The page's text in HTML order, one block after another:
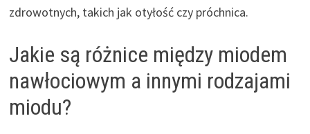
zdrowotnych, takich jak otyłość czy próchnica.
Jakie są różnice między miodem
nawłociowym a innymi rodzajami
miodu?